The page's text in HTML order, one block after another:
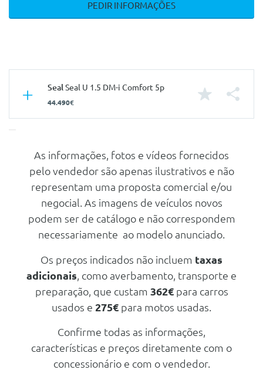
PEDIR INFORMAÇÕES
SealSeal U 1.5 DM-i Comfort 5p
44.490€
Características
Todo Terreno / SUV
Portas
Nº de Lugares
Nº de Viatura
944684
Prestações
Velocidade Máxima
170 Km/h
Aceleração dos 0-100km/h
8.90 seg
Consumos
Combustível
CO2
9 g/km
As informações, fotos e vídeos fornecidos
pelo vendedor são apenas ilustrativos e não
representam uma proposta comercial e/ou
negocial. As imagens de veículos novos
podem ser de catálogo e não correspondem
necessariamente ao modelo anunciado.
Os preços indicados não incluem taxas
adicionais , como averbamento, transporte e
preparação, que custam 362€para carros
usados e 275€ para motos usadas.
Confirme todas as informações,
características e preços diretamente com o
concessionário e com o vendedor.